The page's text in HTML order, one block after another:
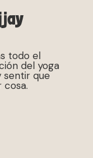
todo el
del yoga
sentir que